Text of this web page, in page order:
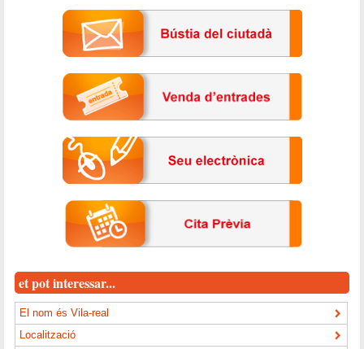
et pot interessar...
El nom és Vila-real
Localització